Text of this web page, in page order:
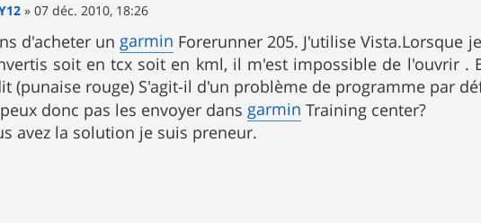
»07 déc. 2010, 18:26
d'acheter un garmin Forerunner 205. J'utilise Vista.Lorsque
soit en tcx soit en kml, il m'est impossible de l'ouvrir .
(punaise rouge) S'agit-il d'un problème de programme par
peux donc pas les envoyer dansgarmin Training center?
avez la solution je suis preneur.